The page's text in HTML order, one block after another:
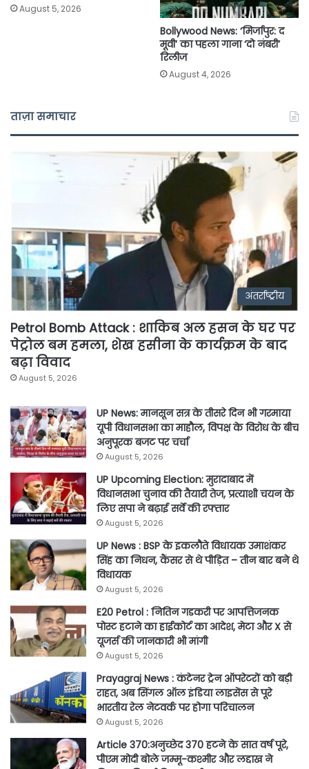
August 5, 2026
Bollywood News: ‘मिर्जापुर: द
मूवी’ का पहला गाना ‘दो नंबरी’
रिलीज
August 4, 2026
ताज़ा समाचार
अंतर्राष्ट्रीय
Petrol Bomb Attack : शाकिब अल हसन के घर पर
पेट्रोल बम हमला, शेख हसीना के कार्यक्रम के बाद
बढ़ा विवाद
August 5, 2026
UP News: मानसून सत्र के तीसरे दिन भी गरमाया
यूपी विधानसभा का माहौल, विपक्ष के विरोध के बीच
अनुपूरक बजट पर चर्चा
August 5, 2026
UP Upcoming Election: मुरादाबाद में
विधानसभा चुनाव की तैयारी तेज, प्रत्याशी चयन के
लिए सपा ने बढ़ाई सर्वे की रफ्तार
August 5, 2026
UP News : BSP के इकलौते विधायक उमाशंकर
सिंह का निधन, कैंसर से थे पीड़ित – तीन बार बने थे
विधायक
August 5, 2026
E20 Petrol : नितिन गडकरी पर आपत्तिजनक
पोस्ट हटाने का हाईकोर्ट का आदेश, मेटा और X से
यूजर्स की जानकारी भी मांगी
August 5, 2026
Prayagraj News : कंटेनर ट्रेन ऑपरेटरों को बड़ी
राहत, अब सिंगल ऑल इंडिया लाइसेंस से पूरे
भारतीय रेल नेटवर्क पर होगा परिचालन
August 5, 2026
Article 370:अनुच्छेद 370 हटने के सात वर्ष पूरे,
पीएम मोदी बोले जम्मू-कश्मीर और लद्दाख ने